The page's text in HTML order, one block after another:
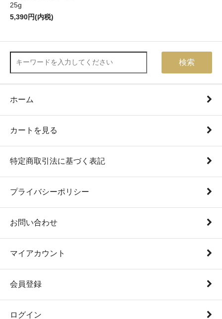
25g
5,390円(内税)
検索
ホーム
カートを見る
特定商取引法に基づく表記
プライバシーポリシー
お問い合わせ
マイアカウント
会員登録
ログイン